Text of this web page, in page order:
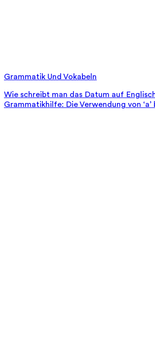
Grammatik Und Vokabeln
Wie schreibt man das Datum auf
Grammatikhilfe: Die Verwendung von ‘a’